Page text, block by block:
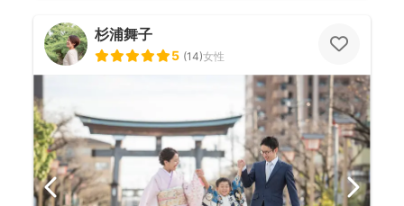
杉浦舞子
5 (14)女性